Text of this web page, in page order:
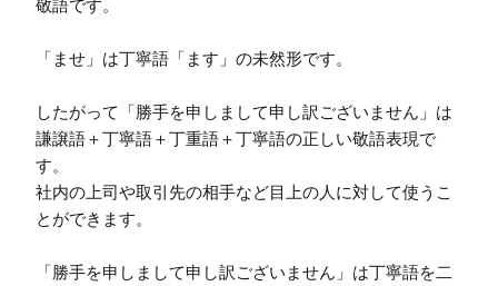
敬語です。
「ませ」は丁寧語「ます」の未然形です。
したがって「勝手を申しまして申し訳ございません」は
謙譲語＋丁寧語＋丁重語＋丁寧語の正しい敬語表現で
す。
社内の上司や取引先の相手など目上の人に対して使うこ
とができます。
「勝手を申しまして申し訳ございません」は丁寧語を二